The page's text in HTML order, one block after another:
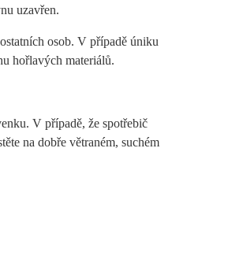
uzavřen.
osob. V případě úniku
hořlavých materiálů.
V případě, že spotřebič
na dobře větraném, suchém